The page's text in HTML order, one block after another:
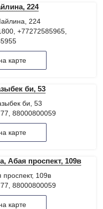
224
224
+77272585965,
карте
би, 53
би, 53
88000800059
карте
Абая проспект, 109в
109в
88000800059
карте